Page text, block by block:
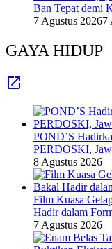
Ban Tepat demi
7 Agustus 20267
GAYA HIDUP
POND’S
PERDOSKI,
8 Agustus 2026
Film Kuasa
Hadir dalam
7 Agustus 2026